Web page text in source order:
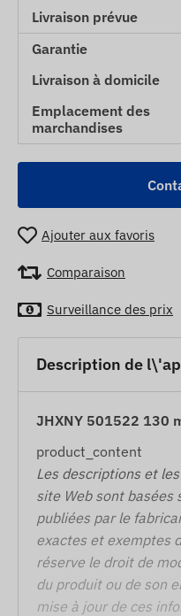
Livraison prévue
Garantie
Livraison à domicile
Emplacement des
marchandises
Ajouter aux favoris
Comparaison
Surveillance des prix
Description de
JHXNY 501522 130
product_content
Les descriptions et
site Web sont basées
publiées par le
exactes et exemptes
réserve le droit de
du produit ou de son
mise à jour de ces